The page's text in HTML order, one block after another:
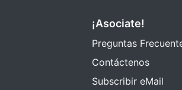
¡Asociate!
Preguntas
Contáctenos
Subscribir eMail